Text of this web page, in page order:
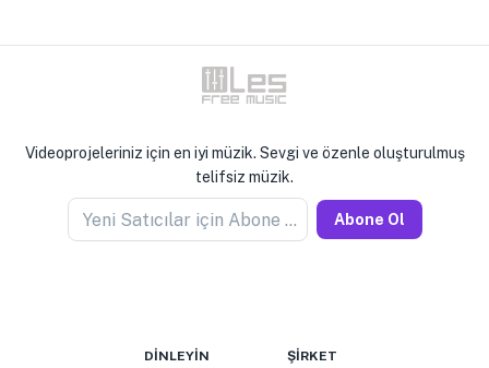
Videoprojeleriniz için en iyi müzik. Sevgi ve özenle oluşturulmuş
telifsiz müzik.
Yeni Satıcılar için Abone Olun Abone Ol
DINLEYIN ŞIRKET